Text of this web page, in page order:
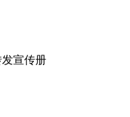
宣传册